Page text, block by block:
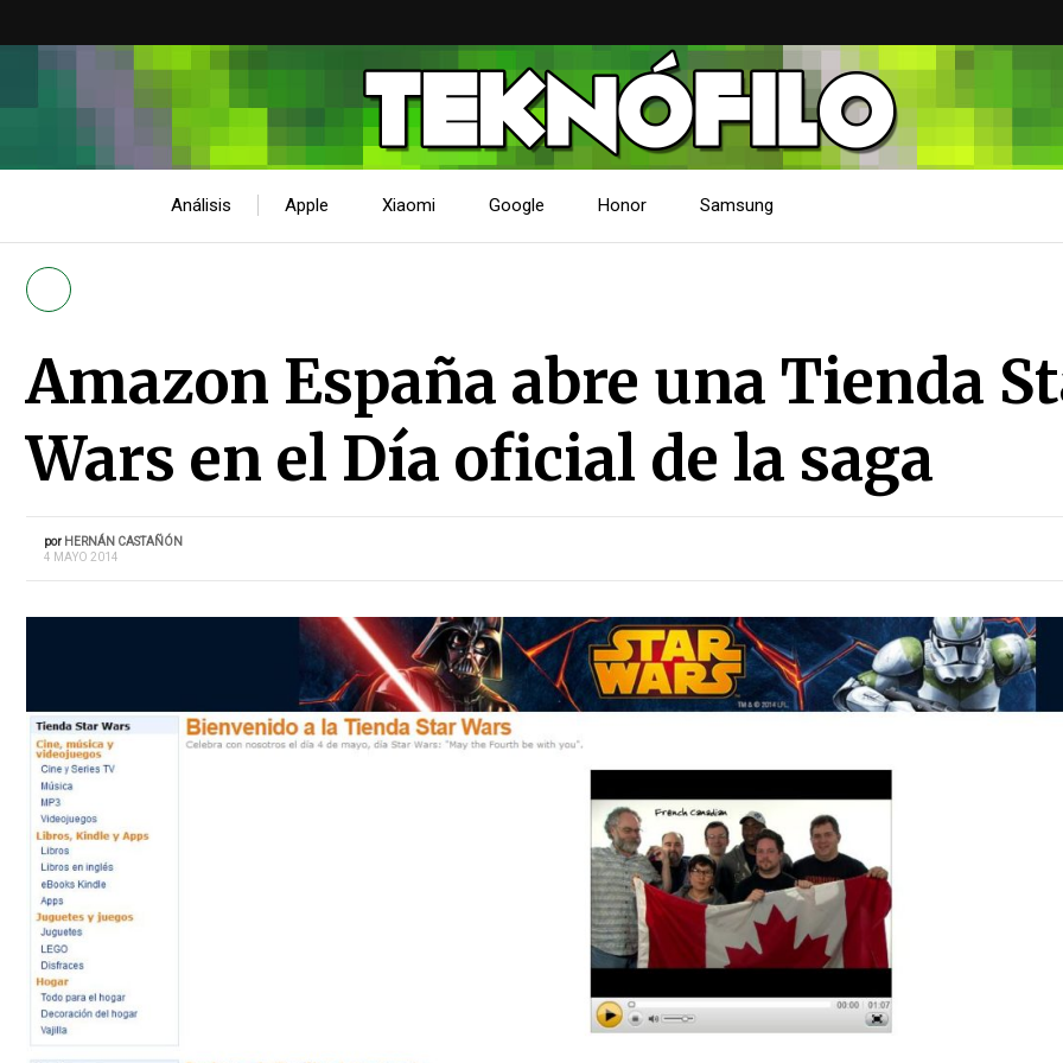
Análisis Apple Xiaomi Google Honor Samsung
Amazon España abre una Tienda
Wars en el Día oficial de la saga
por HERNÁN CASTAÑÓN
4 MAYO 2014